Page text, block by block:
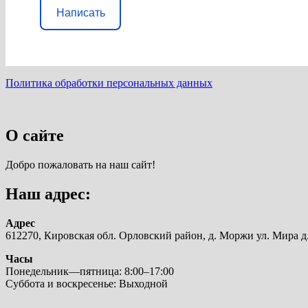
Написать
Политика обработки персональных данных
О сайте
Добро пожаловать на наш сайт!
Наш адрес:
Адрес
612270, Кировская обл. Орловский район, д. Моржи ул. Мира
Часы
Понедельник—пятница: 8:00–17:00
Суббота и воскресенье: Выходной